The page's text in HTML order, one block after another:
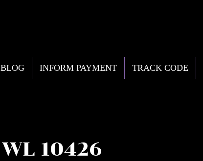
BLOG INFORM PAYMENT TRACK CODE
WL 10426